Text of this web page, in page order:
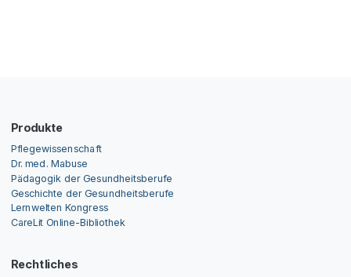
Produkte
Pflegewissenschaft
Dr. med. Mabuse
Pädagogik der Gesundheitsberufe
Geschichte der Gesundheitsberufe
Lernwelten Kongress
CareLit Online-Bibliothek
Rechtliches